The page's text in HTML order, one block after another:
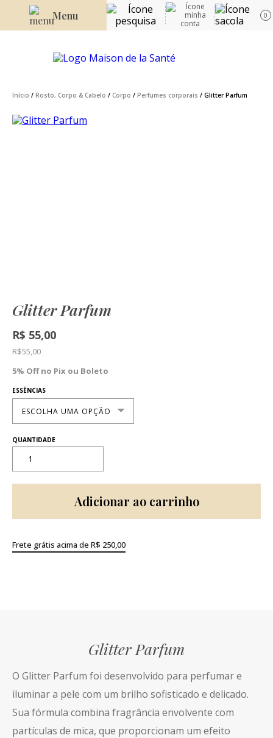
Menu 0
Início / Rosto, Corpo & Cabelo / Corpo / Perfumes corporais / Glitter Parfum
Glitter Parfum
R$ 55,00
R$55,00
5% Off no Pix ou Boleto
ESSÊNCIAS
Adicionar ao carrinho
Frete grátis acima de R$ 250,00
Glitter Parfum
O Glitter Parfum foi desenvolvido para perfumar e
iluminar a pele com um brilho sofisticado e delicado.
Sua fórmula combina fragrância envolvente com
partículas de mica, que proporcionam um efeito